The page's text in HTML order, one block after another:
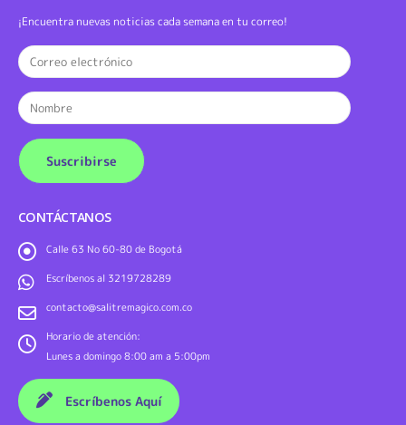
¡Encuentra nuevas noticias cada semana en tu correo!
CONTÁCTANOS
Calle 63 No 60-80 de Bogotá
Escríbenos al 3219728289
contacto@salitremagico.com.co
Horario de atención:
Lunes a domingo 8:00 am a 5:00pm
Escríbenos Aquí